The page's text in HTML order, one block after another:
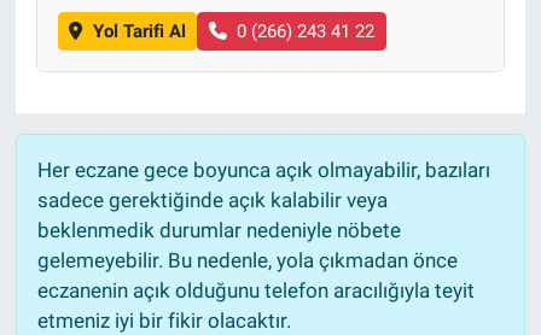
Yol Tarifi Al 0 (266) 243 41 22
Her eczane gece boyunca açık olmayabilir, bazıları
sadece gerektiğinde açık kalabilir veya
beklenmedik durumlar nedeniyle nöbete
gelemeyebilir. Bu nedenle, yola çıkmadan önce
eczanenin açık olduğunu telefon aracılığıyla teyit
etmeniz iyi bir fikir olacaktır.